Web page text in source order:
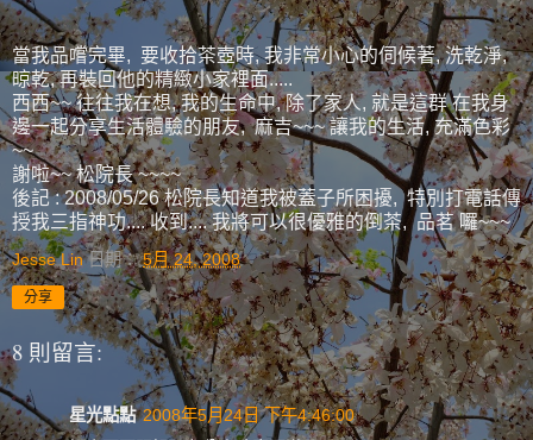
當我品嚐完畢, 要收拾茶壺時, 我非常小心的伺候著, 洗乾淨,
晾乾, 再裝回他的精緻小家裡面.....
西西~~ 往往我在想, 我的生命中, 除了家人, 就是這群 在我身
邊一起分享生活體驗的朋友, 麻吉~~~ 讓我的生活, 充滿色彩
~~
謝啦~~ 松院長 ~~~~
後記 : 2008/05/26 松院長知道我被蓋子所困擾, 特別打電話傳
授我三指神功.... 收到.... 我將可以很優雅的倒茶, 品茗 囉~~~
Jesse Lin 日期：5月 24, 2008
分享
8 則留言:
星光點點 2008年5月24日 下午4:46:00